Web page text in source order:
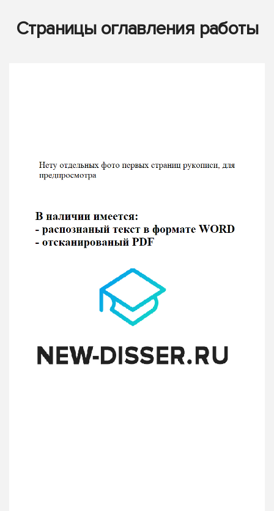
Страницы оглавления работы